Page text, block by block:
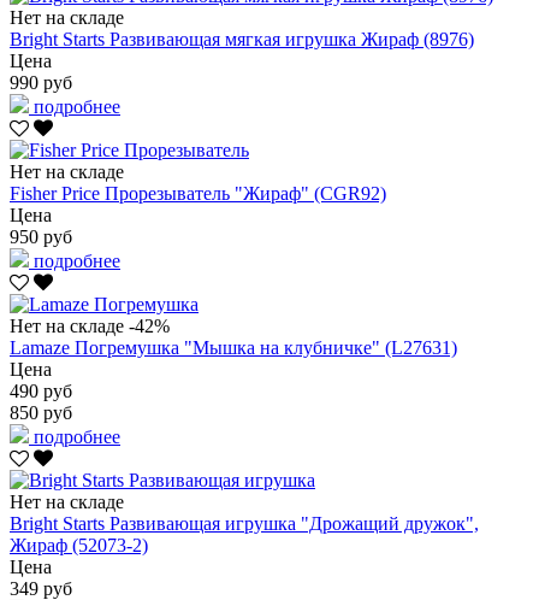
Нет на складе
Bright Starts Развивающая мягкая игрушка Жираф (8976)
Цена
990 руб
подробнее
Нет на складе
Fisher Price Прорезыватель "Жираф" (CGR92)
Цена
950 руб
подробнее
Нет на складе -42%
Lamaze Погремушка "Мышка на клубничке" (L27631)
Цена
490 руб
850 руб
подробнее
Нет на складе
Bright Starts Развивающая игрушка "Дрожащий дружок",
Жираф (52073-2)
Цена
349 руб